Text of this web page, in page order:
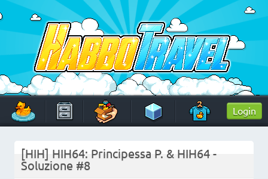
Skip
to
content
HabboTravel
Un viaggio di pixel!
Login
[HIH] HIH64: Principessa P. & HIH64 -
Soluzione #8